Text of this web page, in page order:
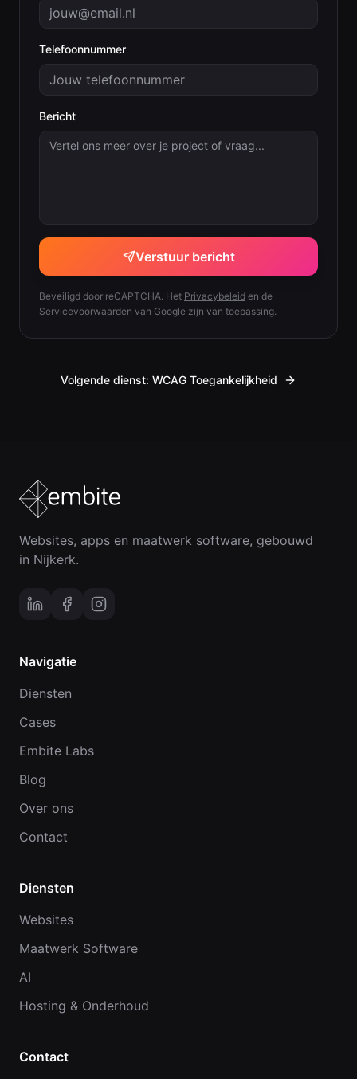
Telefoonnummer
Bericht
Verstuur bericht
Beveiligd door reCAPTCHA. Het Privacybeleid en de
Servicevoorwaarden van Google zijn van toepassing.
Volgende dienst: WCAG Toegankelijkheid
Websites, apps en maatwerk software, gebouwd
in Nijkerk.
Navigatie
Diensten
Cases
Embite Labs
Blog
Over ons
Contact
Diensten
Websites
Maatwerk Software
AI
Hosting & Onderhoud
Contact